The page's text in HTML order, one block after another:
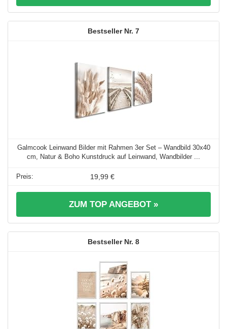
7
Galmcook Leinwand Bilder mit Rahmen 3er Set – Wandbild 30x40
cm, Natur & Boho Kunstdruck auf Leinwand, Wandbilder ...
19,99 €
ZUM TOP ANGEBOT »
8